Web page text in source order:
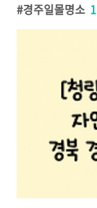
경주일몰명소 1